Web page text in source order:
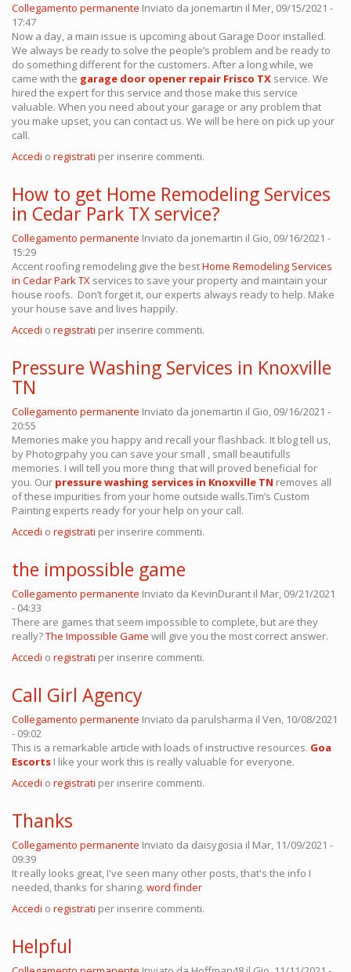
Collegamento permanente Inviato da jonemartin il Mer, 09/15/2021 -
17:47
Now a day, a main issue is upcoming about Garage Door installed.
We always be ready to solve the people’s problem and be ready to
do something different for the customers. After a long while, we
came with the garage door opener repair Frisco TX service. We
hired the expert for this service and those make this service
valuable. When you need about your garage or any problem that
you make upset, you can contact us. We will be here on pick up your
call.
Accedi o registrati per inserire commenti.
How to get Home Remodeling Services
in Cedar Park TX service?
Collegamento permanente Inviato da jonemartin il Gio, 09/16/2021 -
15:29
Accent roofing remodeling give the bestHome Remodeling Services
in Cedar Park TX services to save your property and maintain your
house roofs. Don’t forget it, our experts always ready to help. Make
your house save and lives happily.
Accedi o registrati per inserire commenti.
Pressure Washing Services in Knoxville
TN
Collegamento permanente Inviato da jonemartin il Gio, 09/16/2021 -
20:55
Memories make you happy and recall your flashback. It blog tell us,
by Photogrpahy you can save your small , small beautifulls
memories. I will tell you more thing that will proved beneficial for
you. Our pressure washing services in Knoxville TN removes all
of these impurities from your home outside walls.Tim’s Custom
Painting experts ready for your help on your call.
Accedi o registrati per inserire commenti.
the impossible game
Collegamento permanente Inviato da KevinDurant il Mar, 09/21/2021
- 04:33
There are games that seem impossible to complete, but are they
really?The Impossible Game will give you the most correct answer.
Accedi o registrati per inserire commenti.
Call Girl Agency
Collegamento permanente Inviato da parulsharma il Ven, 10/08/2021
- 09:02
This is a remarkable article with loads of instructive resources. Goa
Escorts I like your work this is really valuable for everyone.
Accedi o registrati per inserire commenti.
Thanks
Collegamento permanente Inviato da daisygosia il Mar, 11/09/2021 -
09:39
It really looks great, I've seen many other posts, that's the info I
needed, thanks for sharing. word finder
Accedi o registrati per inserire commenti.
Helpful